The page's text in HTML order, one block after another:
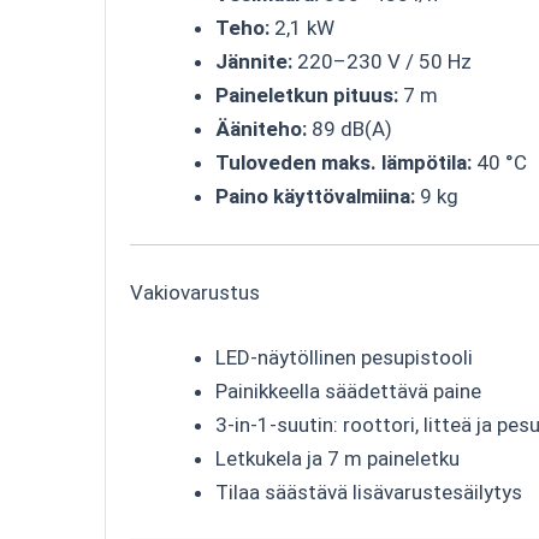
Teho: 2,1 kW
Jännite: 220–230 V / 50 Hz
Paineletkun pituus: 7 m
Ääniteho: 89 dB(A)
Tuloveden maks. lämpötila: 40 °C
Paino käyttövalmiina: 9 kg
Vakiovarustus
LED-näytöllinen pesupistooli
Painikkeella säädettävä paine
3-in-1-suutin: roottori, litteä ja
Letkukela ja 7 m paineletku
Tilaa säästävä lisävarustesäilytys